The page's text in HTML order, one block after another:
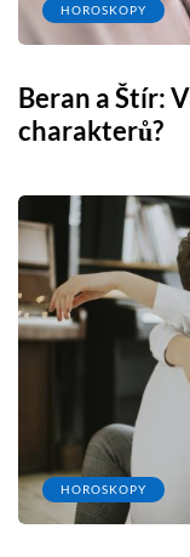
HOROSKOPY
Beran a Štír:
charakterů?
HOROSKOPY